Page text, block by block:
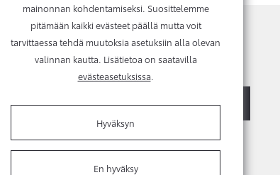
Kysy lisätietoja tai vaihtotarjousta
Ota yhteyttä Myyjien yhteystiedot
mainonnan kohdentamiseksi. Suosittelemme
pitämään kaikki evästeet päällä mutta voit
tarvittaessa tehdä muutoksia asetuksiin alla olevan
valinnan kautta. Lisätietoa on saatavilla
evästeasetuksissa.
Hyväksyn
En hyväksy